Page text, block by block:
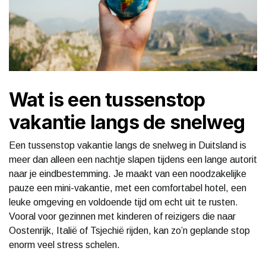
Wat is een tussenstop
vakantie langs de snelweg
Een tussenstop vakantie langs de snelweg in Duitsland is
meer dan alleen een nachtje slapen tijdens een lange autorit
naar je eindbestemming. Je maakt van een noodzakelijke
pauze een mini-vakantie, met een comfortabel hotel, een
leuke omgeving en voldoende tijd om echt uit te rusten.
Vooral voor gezinnen met kinderen of reizigers die naar
Oostenrijk, Italië of Tsjechië rijden, kan zo’n geplande stop
enorm veel stress schelen.